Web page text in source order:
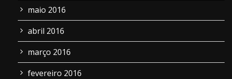
maio 2016
abril 2016
março 2016
fevereiro 2016